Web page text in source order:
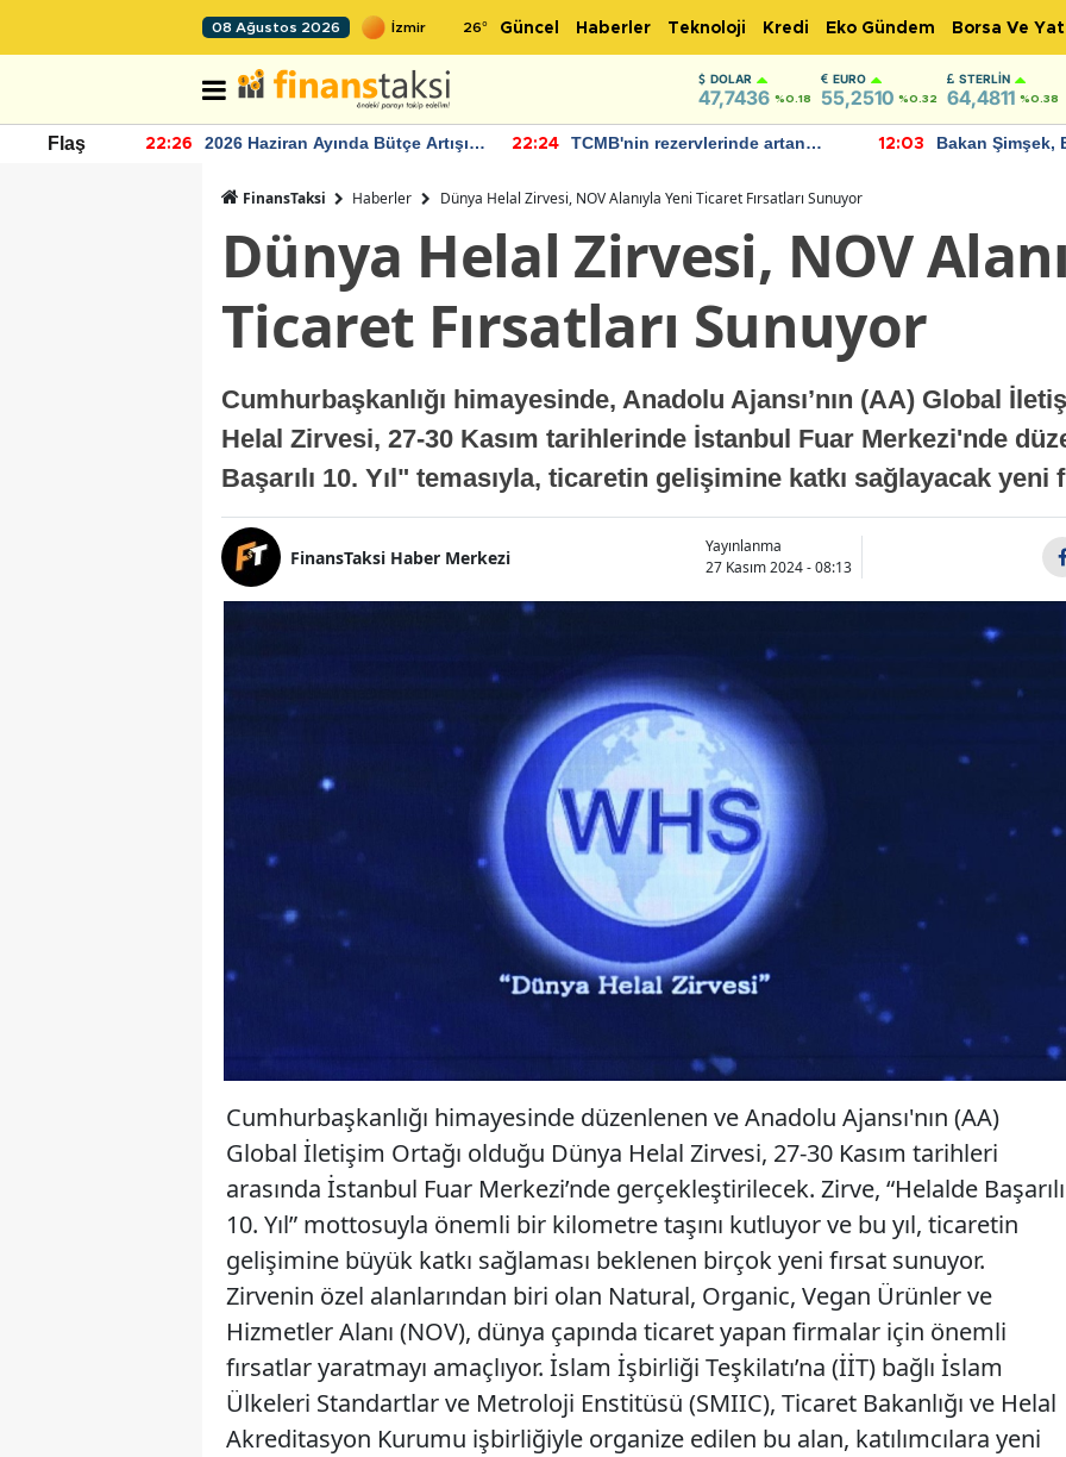
08 Ağustos 2026 26° Güncel Haberler Teknoloji Kredi Eko Gündem Borsa Ve
DOLAR
47,7436 %0.18
EURO
55,2510 %0.32
STERLIN
64,4811 %0.38
Flaş 22:26
2026 Haziran Ayında Bütçe Artışı
22:24
TCMB'nin rezervlerinde artan
12:03
Bakan Şimşek,
FinansTaksi Haberler Dünya Helal Zirvesi, NOV Alanıyla Yeni Ticaret Fırsatları Sunuyor
Dünya Helal Zirvesi, NOV
Ticaret Fırsatları Sunuyor
Cumhurbaşkanlığı himayesinde, Anadolu Ajansı’nın (AA) Global
Helal Zirvesi, 27-30 Kasım tarihlerinde İstanbul Fuar Merkezi'nde
Başarılı 10. Yıl" temasıyla, ticaretin gelişimine katkı sağlayacak yeni
FinansTaksi Haber Merkezi
Yayınlanma
27 Kasım 2024 - 08:13
Cumhurbaşkanlığı himayesinde düzenlenen ve Anadolu Ajansı'nın (AA)
Global İletişim Ortağı olduğu Dünya Helal Zirvesi, 27-30 Kasım tarihleri
arasında İstanbul Fuar Merkezi’nde gerçekleştirilecek. Zirve, “Helalde Başarılı
10. Yıl” mottosuyla önemli bir kilometre taşını kutluyor ve bu yıl, ticaretin
gelişimine büyük katkı sağlaması beklenen birçok yeni fırsat sunuyor.
Zirvenin özel alanlarından biri olan Natural, Organic, Vegan Ürünler ve
Hizmetler Alanı (NOV), dünya çapında ticaret yapan firmalar için önemli
fırsatlar yaratmayı amaçlıyor. İslam İşbirliği Teşkilatı’na (İİT) bağlı İslam
Ülkeleri Standartlar ve Metroloji Enstitüsü (SMIIC), Ticaret Bakanlığı ve Helal
Akreditasyon Kurumu işbirliğiyle organize edilen bu alan, katılımcılara yeni